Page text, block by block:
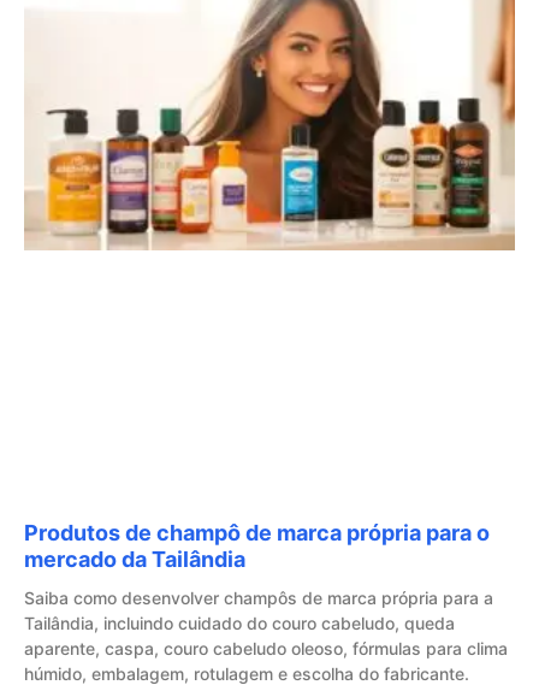
Produtos de champô de marca própria para o
mercado da Tailândia
Saiba como desenvolver champôs de marca própria para a
Tailândia, incluindo cuidado do couro cabeludo, queda
aparente, caspa, couro cabeludo oleoso, fórmulas para clima
húmido, embalagem, rotulagem e escolha do fabricante.